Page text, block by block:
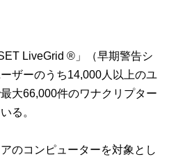
LiveGrid ®」（早期警告シ
ザーのうち14,000人以上のユ
大66,000件のワナクリプター
る。
のコンピューターを対象とし